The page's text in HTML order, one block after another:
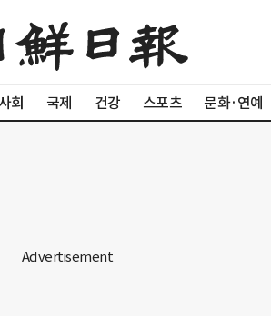
회 국제 건강 스포츠 문화·연예